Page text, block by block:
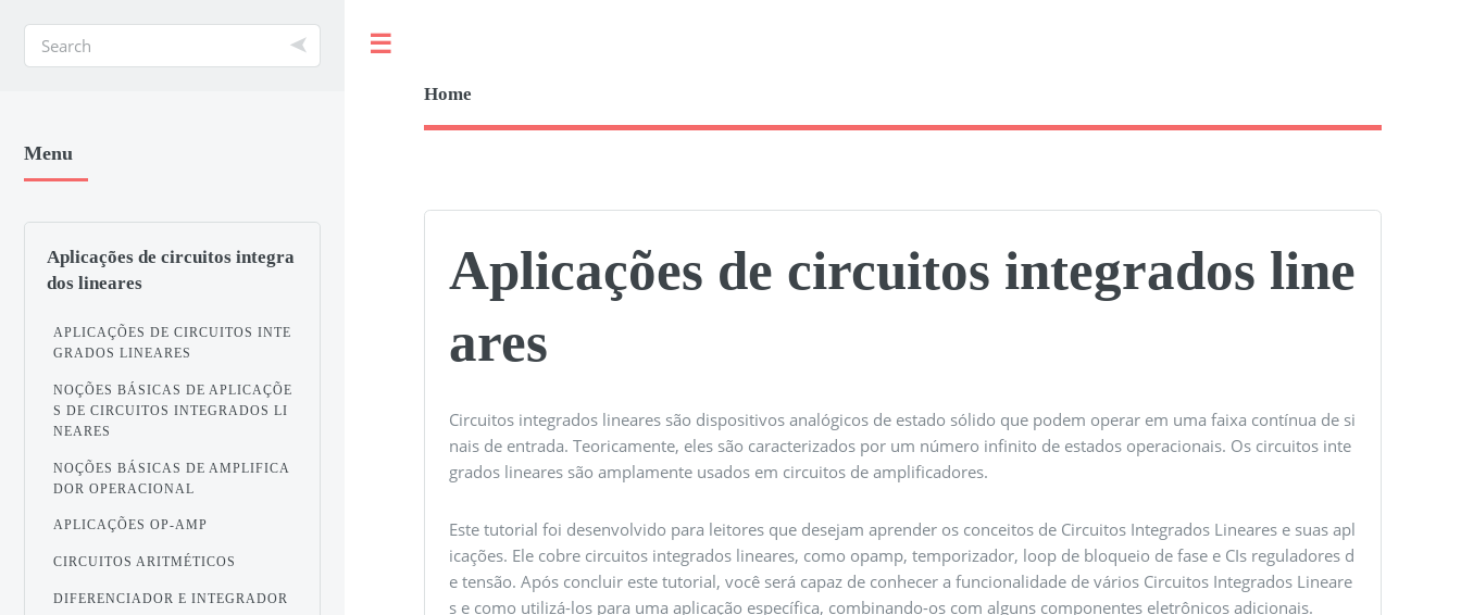
Home
Aplicações de circuitos integrados line
ares
Circuitos integrados lineares são dispositivos analógicos de estado sólido que podem operar em uma faixa contínua de si
nais de entrada. Teoricamente, eles são caracterizados por um número infinito de estados operacionais. Os circuitos inte
grados lineares são amplamente usados ​​em circuitos de amplificadores.
Este tutorial foi desenvolvido para leitores que desejam aprender os conceitos de Circuitos Integrados Lineares e suas apl
icações. Ele cobre circuitos integrados lineares, como opamp, temporizador, loop de bloqueio de fase e CIs reguladores d
e tensão. Após concluir este tutorial, você será capaz de conhecer a funcionalidade de vários Circuitos Integrados Lineare
s e como utilizá-los para uma aplicação específica, combinando-os com alguns componentes eletrônicos adicionais.
Menu
Aplicações de circuitos integra
dos lineares
APLICAÇÕES DE CIRCUITOS INTE
GRADOS LINEARES
NOÇÕES BÁSICAS DE APLICAÇÕE
S DE CIRCUITOS INTEGRADOS LI
NEARES
NOÇÕES BÁSICAS DE AMPLIFICA
DOR OPERACIONAL
APLICAÇÕES OP-AMP
CIRCUITOS ARITMÉTICOS
DIFERENCIADOR E INTEGRADOR